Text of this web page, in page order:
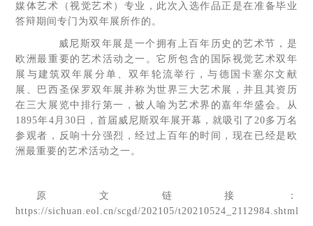
媒体艺术（视觉艺术）专业，此次入选作品正是在准备毕业
答辩期间专门为双年展所作的。
威尼斯双年展是一个拥有上百年历史的艺术节，是
欧洲最重要的艺术活动之一。它所包含的国际视觉艺术双年
展与建筑双年展分单、双年轮流举行，与德国卡塞尔文献
展、巴西圣保罗双年展并称为世界三大艺术展，并且其资历
在三大展览中排行第一，被人喻为艺术界的嘉年华盛会。从
1895年4月30日，首届威尼斯双年展开幕，就吸引了20多万名
参观者，反响十分强烈，经过上百年的时间，现在已经是欧
洲最重要的艺术活动之一。
原文链接：
https://sichuan.eol.cn/scgd/202105/t20210524_2112984.shtml